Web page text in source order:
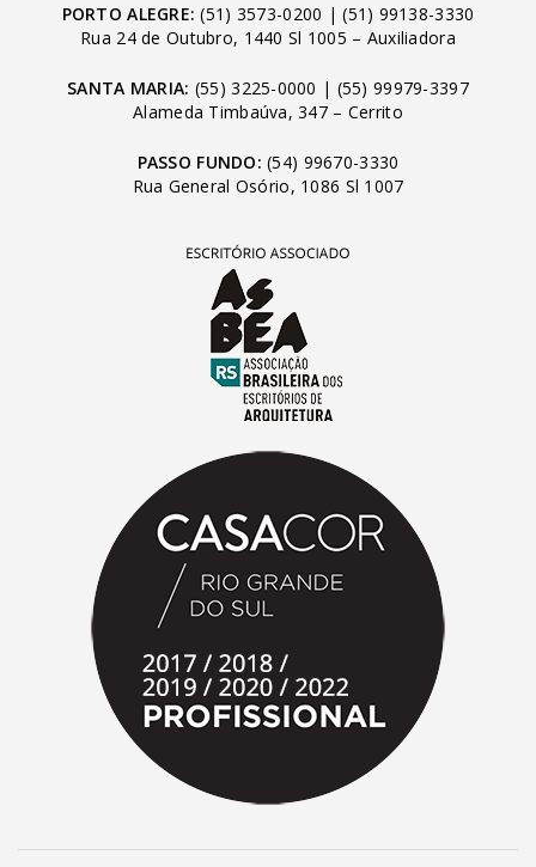
PORTO ALEGRE: (51) 3573-0200 |(51) 99138-3330
Rua 24 de Outubro, 1440 Sl 1005 – Auxiliadora
SANTA MARIA: (55) 3225-0000 | (55) 99979-3397
Alameda Timbaúva, 347 – Cerrito
PASSO FUNDO: (54) 99670-3330
Rua General Osório, 1086 Sl 1007